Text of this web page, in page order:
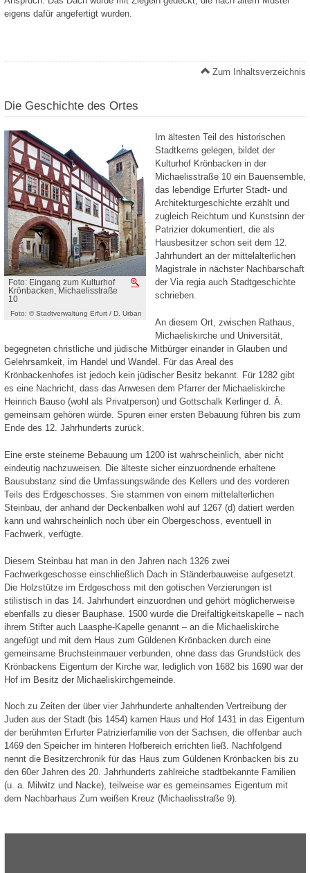
eigens dafür angefertigt wurden.
Zum Inhaltsverzeichnis
Die Geschichte des Ortes
Vergrößern
Foto: Eingang zum Kulturhof
Krönbacken, Michaelisstraße
10
Foto: © Stadtverwaltung Erfurt / D. Urban
Im ältesten Teil des historischen
Stadtkerns gelegen, bildet der
Kulturhof Krönbacken in der
Michaelisstraße 10 ein Bauensemble,
das lebendige Erfurter Stadt- und
Architekturgeschichte erzählt und
zugleich Reichtum und Kunstsinn der
Patrizier dokumentiert, die als
Hausbesitzer schon seit dem 12.
Jahrhundert an der mittelalterlichen
Magistrale in nächster Nachbarschaft
der Via regia auch Stadtgeschichte
schrieben.
An diesem Ort, zwischen Rathaus,
Michaeliskirche und Universität,
begegneten christliche und jüdische Mitbürger einander in Glauben und
Gelehrsamkeit, im Handel und Wandel. Für das Areal des
Krönbackenhofes ist jedoch kein jüdischer Besitz bekannt. Für 1282 gibt
es eine Nachricht, dass das Anwesen dem Pfarrer der Michaeliskirche
Heinrich Bauso (wohl als Privatperson) und Gottschalk Kerlinger d. Ä.
gemeinsam gehören würde. Spuren einer ersten Bebauung führen bis zum
Ende des 12. Jahrhunderts zurück.
Eine erste steinerne Bebauung um 1200 ist wahrscheinlich, aber nicht
eindeutig nachzuweisen. Die älteste sicher einzuordnende erhaltene
Bausubstanz sind die Umfassungswände des Kellers und des vorderen
Teils des Erdgeschosses. Sie stammen von einem mittelalterlichen
Steinbau, der anhand der Deckenbalken wohl auf 1267 (d) datiert werden
kann und wahrscheinlich noch über ein Obergeschoss, eventuell in
Fachwerk, verfügte.
Diesem Steinbau hat man in den Jahren nach 1326 zwei
Fachwerkgeschosse einschließlich Dach in Ständerbauweise aufgesetzt.
Die Holzstütze im Erdgeschoss mit den gotischen Verzierungen ist
stilistisch in das 14. Jahrhundert einzuordnen und gehört möglicherweise
ebenfalls zu dieser Bauphase. 1500 wurde die Dreifaltigkeitskapelle – nach
ihrem Stifter auch Laasphe-Kapelle genannt – an die Michaeliskirche
angefügt und mit dem Haus zum Güldenen Krönbacken durch eine
gemeinsame Bruchsteinmauer verbunden, ohne dass das Grundstück des
Krönbackens Eigentum der Kirche war, lediglich von 1682 bis 1690 war der
Hof im Besitz der Michaeliskirchgemeinde.
Noch zu Zeiten der über vier Jahrhunderte anhaltenden Vertreibung der
Juden aus der Stadt (bis 1454) kamen Haus und Hof 1431 in das Eigentum
der berühmten Erfurter Patrizierfamilie von der Sachsen, die offenbar auch
1469 den Speicher im hinteren Hofbereich errichten ließ. Nachfolgend
nennt die Besitzerchronik für das Haus zum Güldenen Krönbacken bis zu
den 60er Jahren des 20. Jahrhunderts zahlreiche stadtbekannte Familien
(u. a. Milwitz und Nacke), teilweise war es gemeinsames Eigentum mit
dem Nachbarhaus Zum weißen Kreuz (Michaelisstraße 9).